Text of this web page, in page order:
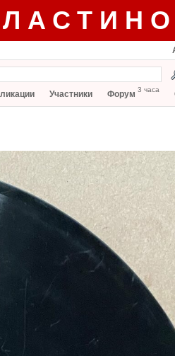
Участники Форум 3 часа